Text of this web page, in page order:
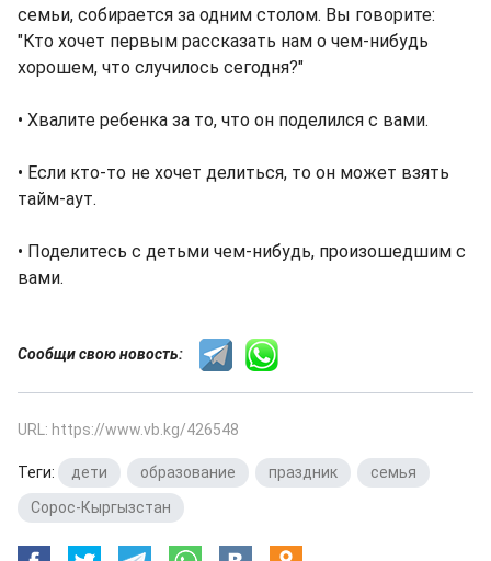
семьи, собирается за одним столом. Вы говорите:
"Кто хочет первым рассказать нам о чем-нибудь
хорошем, что случилось сегодня?"
• Хвалите ребенка за то, что он поделился с вами.
• Если кто-то не хочет делиться, то он может взять
тайм-аут.
• Поделитесь с детьми чем-нибудь, произошедшим с
вами.
Сообщи свою новость:
URL: https://www.vb.kg/426548
Теги: дети образование праздник семья
Сорос-Кыргызстан